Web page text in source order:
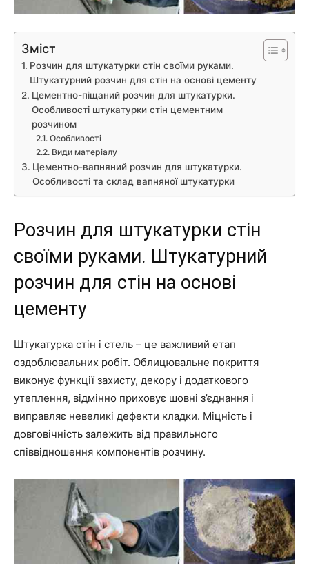
Зміст
Розчин для штукатурки стін своїми руками.
Штукатурний розчин для стін на основі цементу
Цементно-піщаний розчин для штукатурки.
Особливості штукатурки стін цементним
розчином
Особливості
Види матеріалу
Цементно-вапняний розчин для штукатурки.
Особливості та склад вапняної штукатурки
Розчин для штукатурки стін
своїми руками. Штукатурний
розчин для стін на основі
цементу
Штукатурка стін і стель – це важливий етап
оздоблювальних робіт. Облицювальне покриття
виконує функції захисту, декору і додаткового
утеплення, відмінно приховує шовні з’єднання і
виправляє невеликі дефекти кладки. Міцність і
довговічність залежить від правильного
співвідношення компонентів розчину.